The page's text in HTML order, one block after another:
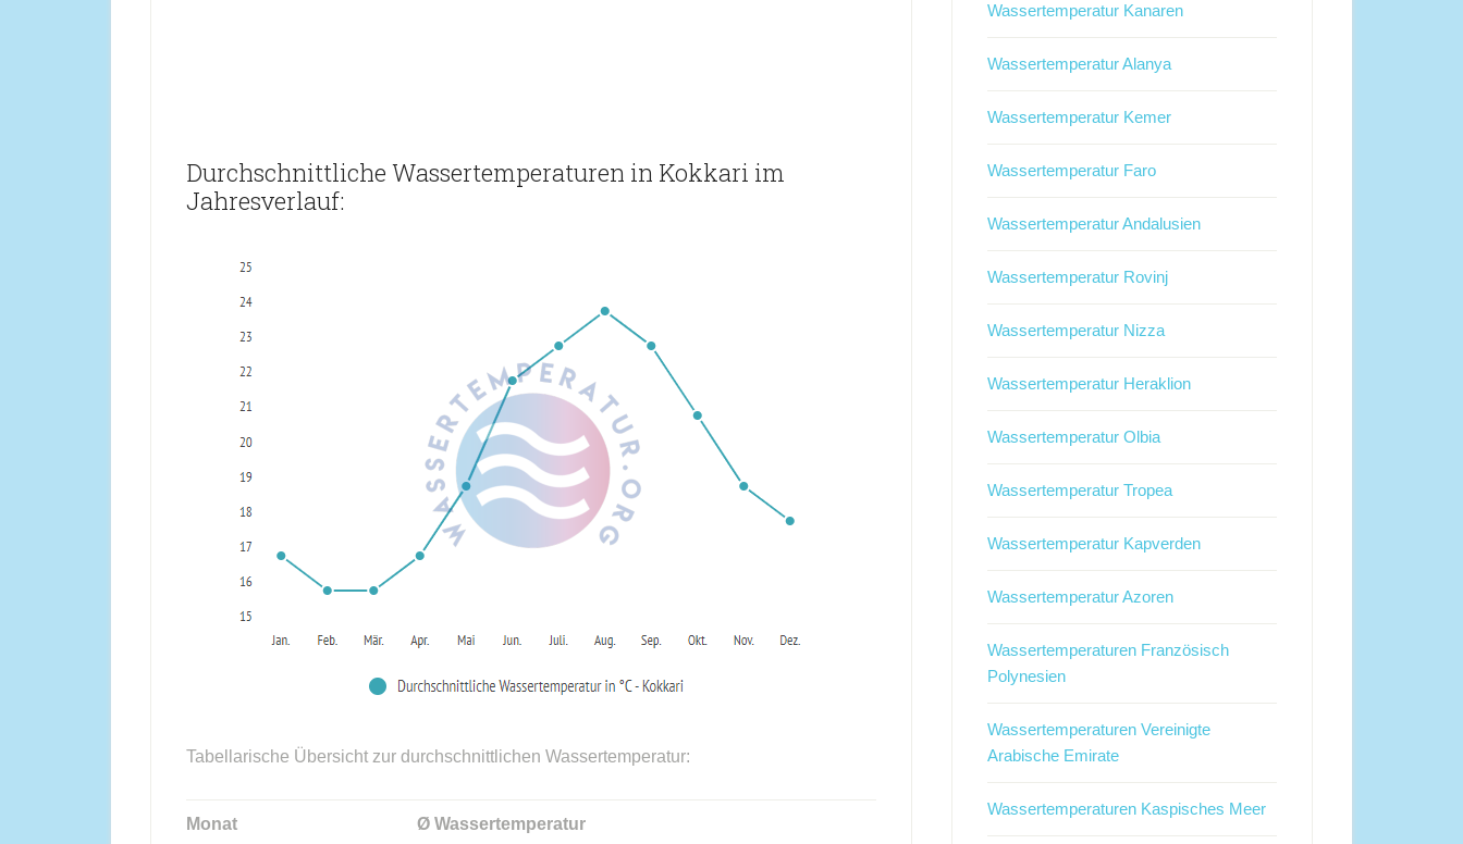
Durchschnittliche Wassertemperaturen in Kokkari im
Jahresverlauf:
Tabellarische Übersicht zur durchschnittlichen Wassertemperatur:
Monat Ø Wassertemperatur
Wassertemperatur Kanaren
Wassertemperatur Alanya
Wassertemperatur Kemer
Wassertemperatur Faro
Wassertemperatur Andalusien
Wassertemperatur Rovinj
Wassertemperatur Nizza
Wassertemperatur Heraklion
Wassertemperatur Olbia
Wassertemperatur Tropea
Wassertemperatur Kapverden
Wassertemperatur Azoren
Wassertemperaturen Französisch
Polynesien
Wassertemperaturen Vereinigte
Arabische Emirate
Wassertemperaturen Kaspisches Meer